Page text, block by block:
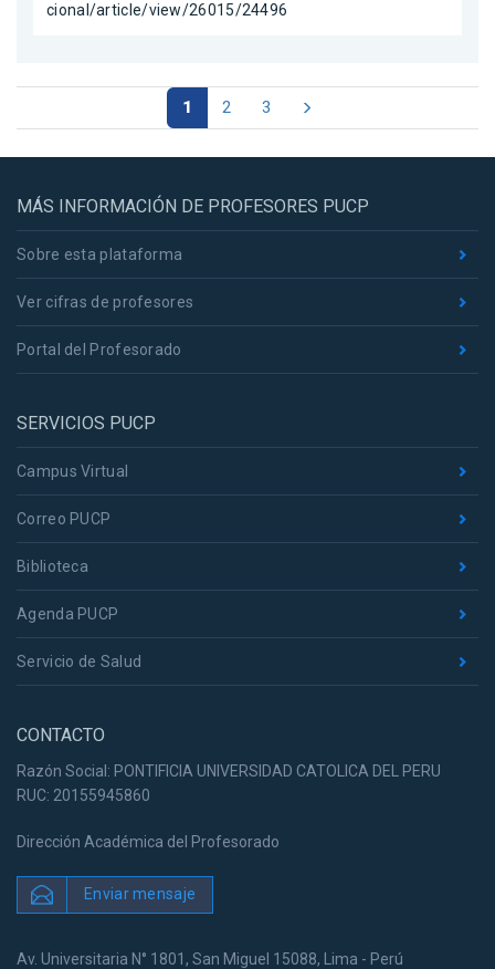
cional/article/view/26015/24496
1 2 3
MÁS INFORMACIÓN DE PROFESORES PUCP
Sobre esta plataforma
Ver cifras de profesores
Portal del Profesorado
SERVICIOS PUCP
Campus Virtual
Correo PUCP
Biblioteca
Agenda PUCP
Servicio de Salud
CONTACTO
Razón Social: PONTIFICIA UNIVERSIDAD CATOLICA DEL PERU
RUC: 20155945860
Dirección Académica del Profesorado
Enviar mensaje
Av. Universitaria N° 1801, San Miguel 15088, Lima - Perú